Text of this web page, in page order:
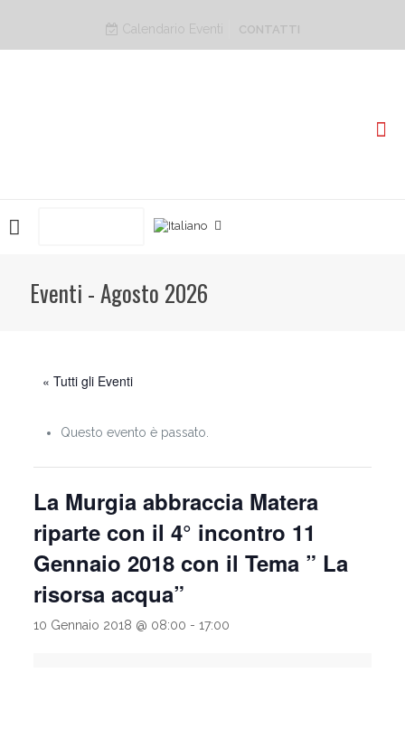
Calendario Eventi CONTATTI
Eventi - Agosto 2026
« Tutti gli Eventi
Questo evento è passato.
La Murgia abbraccia Matera
riparte con il 4° incontro 11
Gennaio 2018 con il Tema ” La
risorsa acqua”
10 Gennaio 2018 @ 08:00 - 17:00